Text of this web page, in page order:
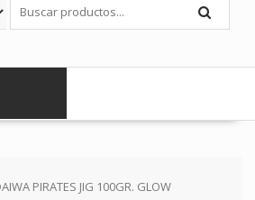
PIRATES JIG 100GR. GLOW